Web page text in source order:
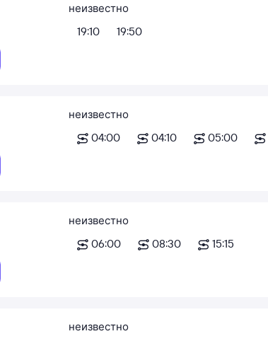
неизвестно
19:10
19:50
неизвестно
04:00
04:10 05:00
неизвестно
06:00
08:30 15:15
неизвестно